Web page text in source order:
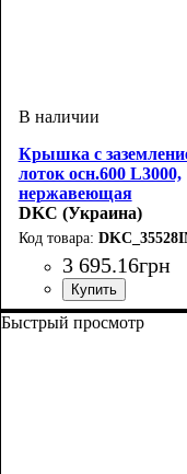
Крышка с
лоток осн.600 L3000,
нержавеющая
DKC (Украина)
3 695.16грн
Устройство:
Тип устройства:
Покрытие:
Высота, мм: 15
Ширина, мм: 600
Длина, мм: 3000
Толщина стали, мм:
Быстрый просмотр